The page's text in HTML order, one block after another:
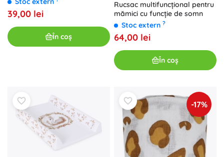
39,00 lei
În coș
Rucsac multifuncțional pentru
mămici cu funcție de somn
Stoc extern ?
64,00 lei
În coș
-17%